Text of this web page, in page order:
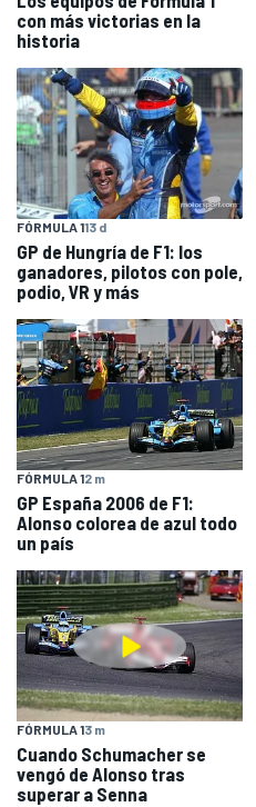
con más victorias en la
historia
FÓRMULA 113 d
GP de Hungría de F1: los
ganadores, pilotos con pole,
podio, VR y más
FÓRMULA 12 m
GP España 2006 de F1:
Alonso colorea de azul todo
un país
FÓRMULA 13 m
Cuando Schumacher se
vengó de Alonso tras
superar a Senna